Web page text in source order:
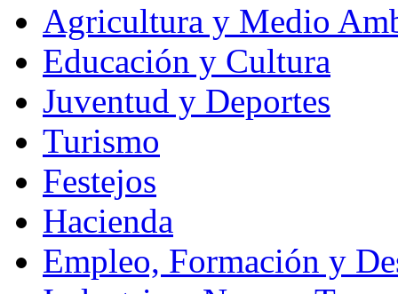
Agricultura y Medio
Educación y Cultura
Juventud y Deportes
Turismo
Festejos
Hacienda
Empleo, Formación y